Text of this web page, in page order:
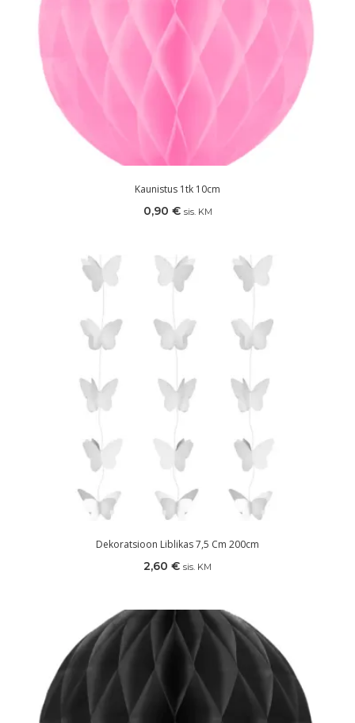
Kaunistus 1tk 10cm
0,90 € sis. KM
Dekoratsioon Liblikas 7,5 Cm 200cm
2,60 € sis. KM